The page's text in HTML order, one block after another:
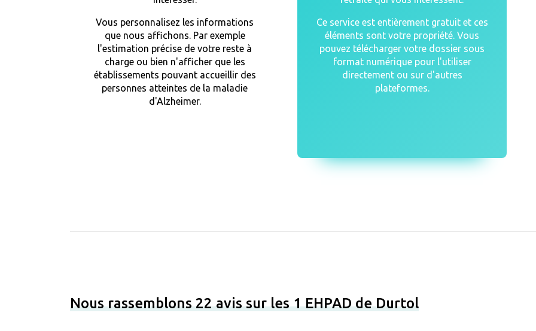
Vous personnalisez les informations
que nous affichons. Par exemple
l'estimation précise de votre reste à
charge ou bien n'afficher que les
établissements pouvant accueillir des
personnes atteintes de la maladie
d'Alzheimer.
Ce service est entièrement gratuit et ces
éléments sont votre propriété. Vous
pouvez télécharger votre dossier sous
format numérique pour l'utiliser
directement ou sur d'autres
plateformes.
Nous rassemblons 22 avis sur les 1 EHPAD de Durtol